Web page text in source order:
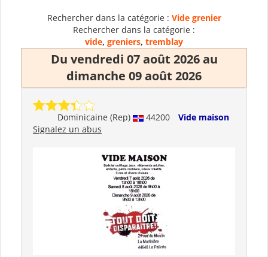
Rechercher dans la catégorie : Vide grenier
Rechercher dans la catégorie :
vide, greniers, tremblay
Du vendredi 07 août 2026 au
dimanche 09 août 2026
Dominicaine (Rep) 44200
Vide maison
Signalez un abus